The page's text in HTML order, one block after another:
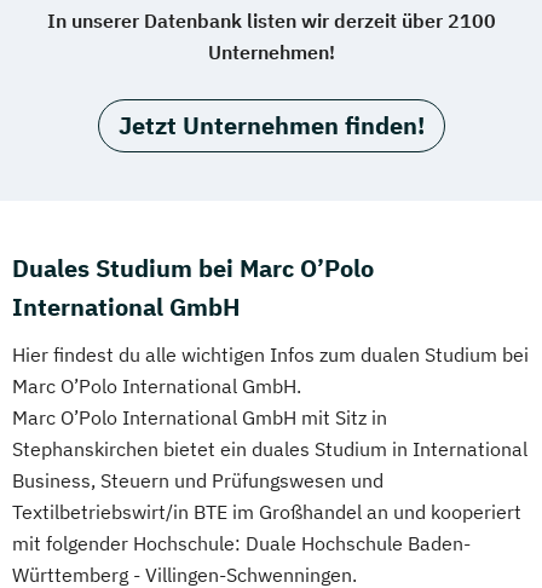
In unserer Datenbank listen wir derzeit über 2100
Unternehmen!
Jetzt Unternehmen finden!
Duales Studium bei Marc O’Polo
International GmbH
Hier findest du alle wichtigen Infos zum dualen Studium bei
Marc O’Polo International GmbH.
Marc O’Polo International GmbH mit Sitz in
Stephanskirchen bietet ein duales Studium in International
Business, Steuern und Prüfungswesen und
Textilbetriebswirt/in BTE im Großhandel an und kooperiert
mit folgender Hochschule: Duale Hochschule Baden-
Württemberg - Villingen-Schwenningen.